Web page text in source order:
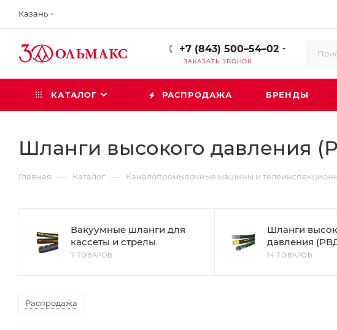
Казань
+7 (843) 500–54–02
ЗАКАЗАТЬ ЗВОНОК
КАТАЛОГ РАСПРОДАЖА БРЕНДЫ
Шланги высокого давления
Главная — Каталог — Каналопромывочные машины и
Вакуумные шланги для
кассеты и стрелы
7 ТОВАРОВ
Шланги
давления
14 ТОВАРОВ
Распродажа